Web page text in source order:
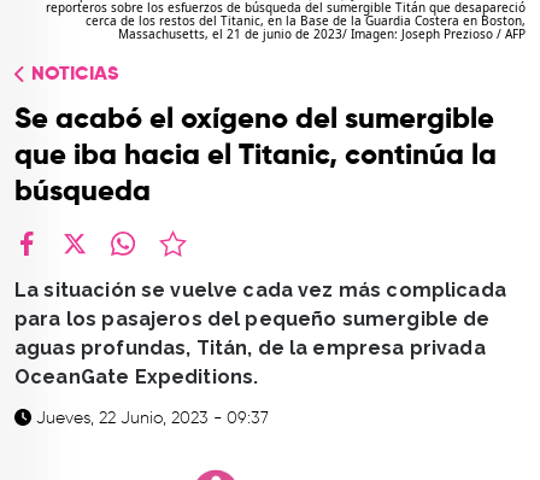
TOP
CONTACTO
reporteros sobre los esfuerzos de búsqueda del sumergible Titán que desapareció
cerca de los restos del Titanic, en la Base de la Guardia Costera en Boston,
Massachusetts, el 21 de junio de 2023/ Imagen: Joseph Prezioso / AFP
NOTICIAS
Se acabó el oxígeno del sumergible
que iba hacia el Titanic, continúa la
búsqueda
La situación se vuelve cada vez más complicada
para los pasajeros del pequeño sumergible de
aguas profundas, Titán, de la empresa privada
OceanGate Expeditions.
Jueves, 22 Junio, 2023 - 09:37